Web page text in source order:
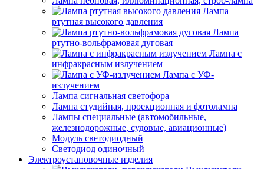
Лампа
ртутная высокого давления
Лампа
ртутно-вольфрамовая дуговая
Лампа с
инфракрасным излучением
Лампа с УФ-
излучением
Лампа сигнальная светофора
Лампа студийная, проекционная и фотолампа
Лампы специальные (автомобильные,
железнодорожные, судовые, авиационные)
Модуль светодиодный
Светодиод одиночный
Электроустановочные изделия